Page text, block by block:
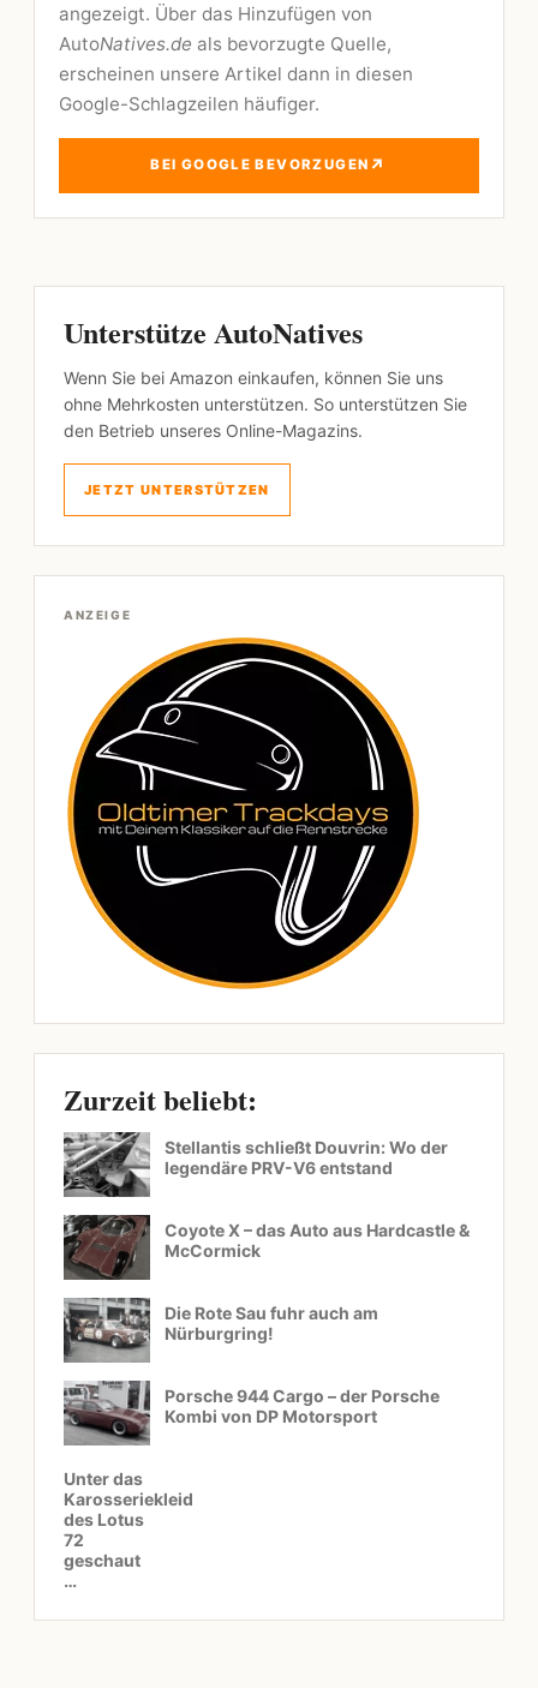
angezeigt. Über das Hinzufügen von
AutoNatives.de als bevorzugte Quelle,
erscheinen unsere Artikel dann in diesen
Google-Schlagzeilen häufiger.
BEI GOOGLE BEVORZUGEN ↗
Unterstütze AutoNatives
Wenn Sie bei Amazon einkaufen, können Sie uns
ohne Mehrkosten unterstützen. So unterstützen Sie
den Betrieb unseres Online-Magazins.
JETZT UNTERSTÜTZEN
ANZEIGE
Zurzeit beliebt:
Stellantis schließt Douvrin: Wo der
legendäre PRV-V6 entstand
Coyote X – das Auto aus Hardcastle &
McCormick
Die Rote Sau fuhr auch am
Nürburgring!
Porsche 944 Cargo – der Porsche
Kombi von DP Motorsport
Unter das
Karosseriekleid
des Lotus
72
geschaut
…